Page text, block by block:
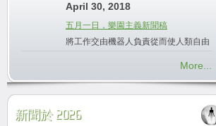
April 30, 2018
五月一日，樂園主義新聞稿
將工作交由機器人負責從而使人類自由
More...
新聞於 2026